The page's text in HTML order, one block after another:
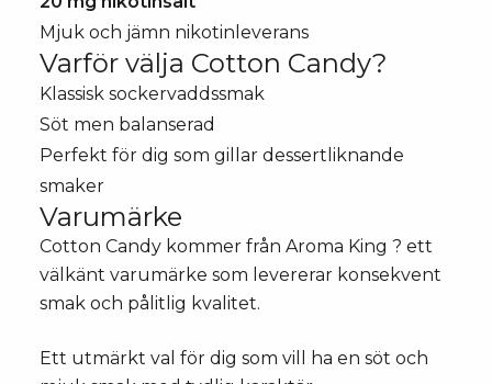
Mjuk och jämn nikotinleverans
Varför välja Cotton Candy?
Klassisk sockervaddssmak
Söt men balanserad
Perfekt för dig som gillar dessertliknande
smaker
Varumärke
Cotton Candy kommer från Aroma King ? ett
välkänt varumärke som levererar konsekvent
smak och pålitlig kvalitet.
Ett utmärkt val för dig som vill ha en söt och